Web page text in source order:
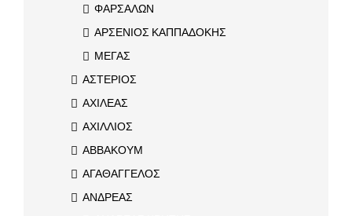
ΦΑΡΣΑΛΩΝ
ΑΡΣΕΝΙΟΣ ΚΑΠΠΑΔΟΚΗΣ
ΜΕΓΑΣ
ΑΣΤΕΡΙΟΣ
ΑΧΙΛΕΑΣ
ΑΧΙΛΛΙΟΣ
ΑΒΒΑΚΟΥΜ
ΑΓΑΘΑΓΓΕΛΟΣ
ΑΝΔΡΕΑΣ